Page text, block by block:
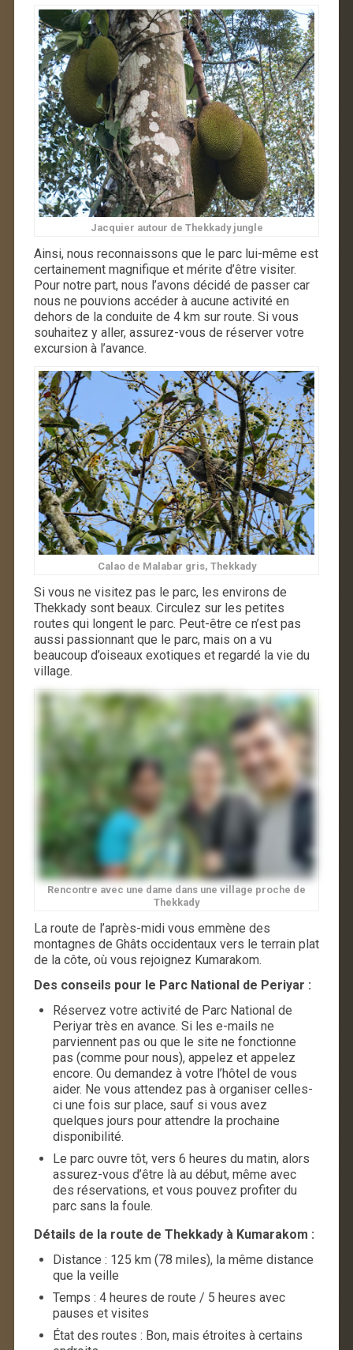
Jacquier autour de Thekkady jungle
Ainsi, nous reconnaissons que le parc lui-même est
certainement magnifique et mérite d’être visiter.
Pour notre part, nous l’avons décidé de passer car
nous ne pouvions accéder à aucune activité en
dehors de la conduite de 4 km sur route. Si vous
souhaitez y aller, assurez-vous de réserver votre
excursion à l’avance.
Calao de Malabar gris, Thekkady
Si vous ne visitez pas le parc, les environs de
Thekkady sont beaux. Circulez sur les petites
routes qui longent le parc. Peut-être ce n’est pas
aussi passionnant que le parc, mais on a vu
beaucoup d’oiseaux exotiques et regardé la vie du
village.
Rencontre avec une dame dans une village proche de
Thekkady
La route de l’après-midi vous emmène des
montagnes de Ghâts occidentaux vers le terrain plat
de la côte, où vous rejoignez Kumarakom.
Des conseils pour le Parc National de Periyar :
Réservez votre activité de Parc National de
Periyar très en avance. Si les e-mails ne
parviennent pas ou que le site ne fonctionne
pas (comme pour nous), appelez et appelez
encore. Ou demandez à votre l’hôtel de vous
aider. Ne vous attendez pas à organiser celles-
ci une fois sur place, sauf si vous avez
quelques jours pour attendre la prochaine
disponibilité.
Le parc ouvre tôt, vers 6 heures du matin, alors
assurez-vous d’être là au début, même avec
des réservations, et vous pouvez profiter du
parc sans la foule.
Détails de la route de Thekkady à Kumarakom :
Distance : 125 km (78 miles), la même distance
que la veille
Temps : 4 heures de route / 5 heures avec
pauses et visites
État des routes : Bon, mais étroites à certains